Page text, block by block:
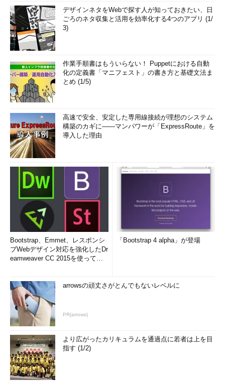
デザインネタをWebで探す人が知っておきたい、日
ごろのネタ収集と活用を効率化する4つのアプリ (1/
3)
作業手順書はもういらない！ Puppetにおける自動
化の定義書「マニフェスト」の書き方と基礎文法ま
とめ (1/5)
高速で安全、安定した専用線接続が理想のシステム
構築のカギに――マンパワーが「ExpressRoute」を
導入した理由
Bootstrap、Emmet、レスポンシ
ブWebデザイン対応を強化したDr
eamweaver CC 2015を使って
「Bootstrap 4 alpha」が登場
arrowsの頑丈さがとんでもないレベルに
PR(arrows)
より広がったカリキュラムを通過点に若者は上を目
指す (1/2)